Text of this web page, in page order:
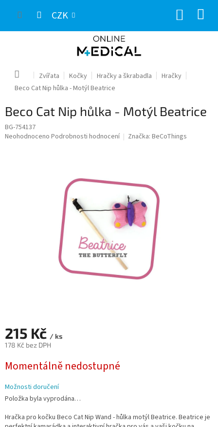
CZK
Domů Zvířata Kočky Hračky a škrabadla
Hračky
Beco Cat Nip hůlka - Motýl Beatrice
Beco Cat Nip hůlka - Motýl Beatrice
BG-754137
Průměrné
Neohodnoceno Podrobnosti hodnocení Značka: BeCoThings
215 Kč / ks
178 Kč bez DPH
cena:
Momentálně nedostupné
Možnosti doručení
Položka byla vyprodána…
Hračka pro kočku Beco Cat Nip Wand - hůlka motýl Beatrice. Beatrice je